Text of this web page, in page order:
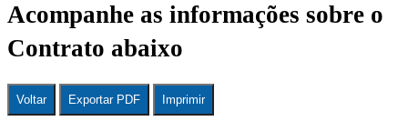
Acompanhe as informações sobre o
Contrato abaixo
Voltar Exportar PDF Imprimir